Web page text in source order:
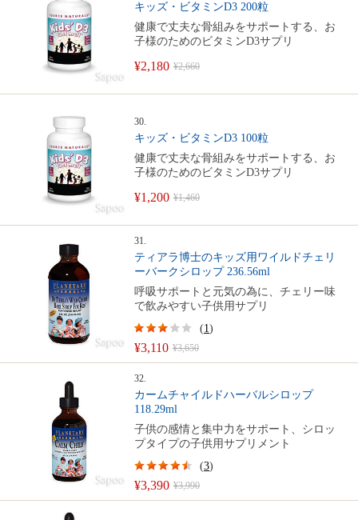
キッズ・ビタミンD3 200粒
健康で丈夫な骨組みをサポートする、お
子様のためのビタミンD3サプリ
¥2,180 ¥2,660
30.
キッズ・ビタミンD3 100粒
健康で丈夫な骨組みをサポートする、お
子様のためのビタミンD3サプリ
¥1,200 ¥1,460
31.
ティアラ博士のキッズ用ワイルドチェリ
ーバークシロップ 236.56ml
呼吸サポートと元気の為に、チェリー味
で飲みやすい子供用サプリ
¥3,110 ¥3,650
(1)
32.
カームチャイルドハーバルシロップ
118.29ml
子供の感情と集中力をサポート、シロッ
プタイプの子供用サプリメント
¥3,390 ¥3,990
(3)